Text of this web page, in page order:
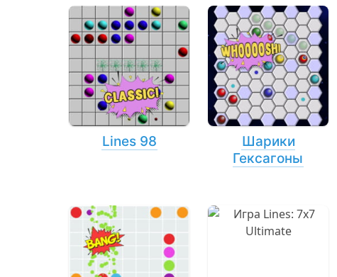
Lines 98
Шарики
Гексагоны